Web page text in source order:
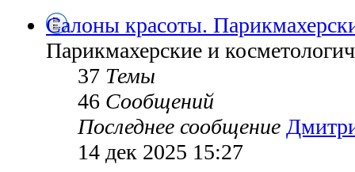
Салоны красоты.
Парикмахерские и
37 Темы
46 Сообщений
Последнее сообщение
14 дек 2025 15:27